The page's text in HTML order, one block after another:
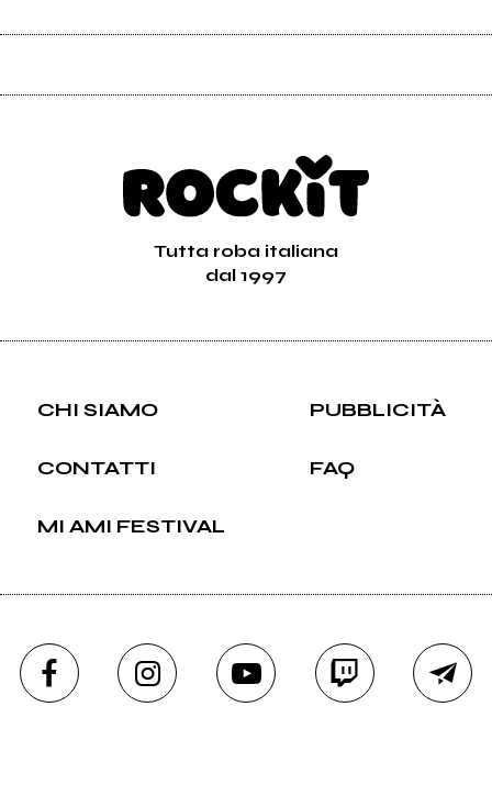
Tutta roba italiana
dal 1997
CHI SIAMO PUBBLICITÀ
CONTATTI FAQ
MI AMI FESTIVAL